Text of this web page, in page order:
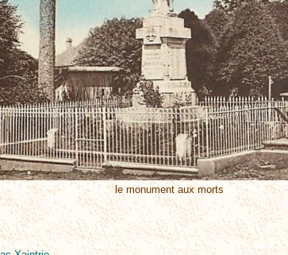
le monument aux morts